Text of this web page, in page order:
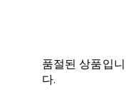
품절된 상품입니
다.